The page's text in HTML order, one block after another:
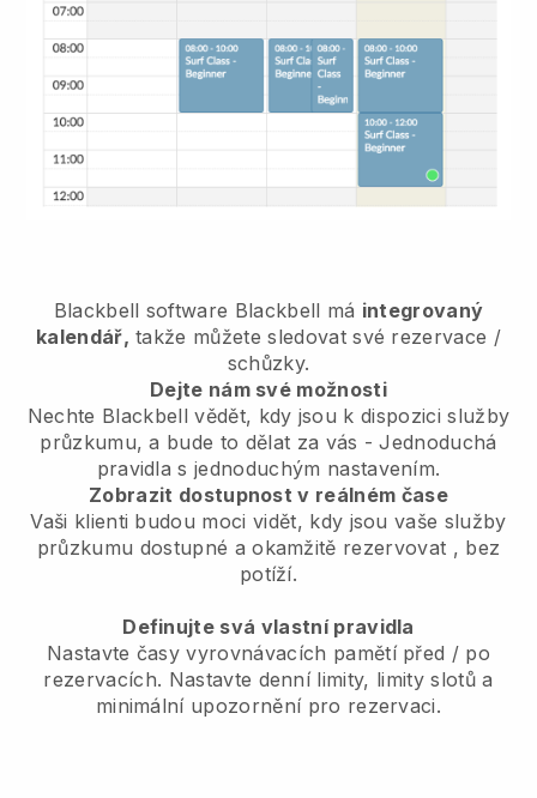
Blackbell software Blackbell má integrovaný
kalendář, takže můžete sledovat své rezervace /
schůzky.
Dejte nám své možnosti
Nechte Blackbell vědět, kdy jsou k dispozici služby
průzkumu, a bude to dělat za vás - Jednoduchá
pravidla s jednoduchým nastavením.
Zobrazit dostupnost v reálném čase
Vaši klienti budou moci vidět, kdy jsou vaše služby
průzkumu dostupné a okamžitě rezervovat , bez
potíží.
Definujte svá vlastní pravidla
Nastavte časy vyrovnávacích pamětí před / po
rezervacích. Nastavte denní limity, limity slotů a
minimální upozornění pro rezervaci.